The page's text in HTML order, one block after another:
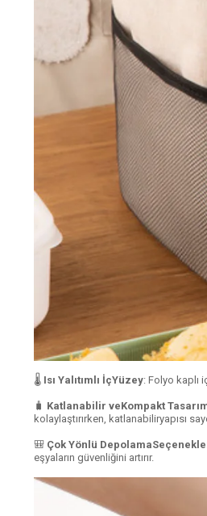
🌡️ Isı Yalıtımlı İçYüzey: Folyo kaplı
🧳 Katlanabilir veKompakt
kolaylaştırırken, katlanabiliryapısı
🎒 Çok Yönlü
eşyaların güvenliğini artırır.